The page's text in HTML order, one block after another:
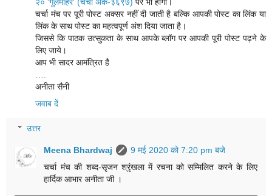
चर्चा मंच पर पूरी पोस्ट अक्सर नहीं दी जाती है बल्कि आपकी पोस्ट का लिंक या
लिंक के साथ पोस्ट का महत्वपूर्ण अंश दिया जाता है।
जिससे कि पाठक उत्सुकता के साथ आपके ब्लॉग पर आपकी पूरी पोस्ट पढ़ने के
लिए जाये।
आप भी सादर आमंत्रित है
अनीता सैनी
जवाब दें
उत्तर
Meena Bhardwaj
9 मई 2020 को 7:20 pm बजे
चर्चा मंच की शब्द-सृजन श्रृंखला में रचना को सम्मिलित करने के लिए
हार्दिक आभार अनीता जी ।